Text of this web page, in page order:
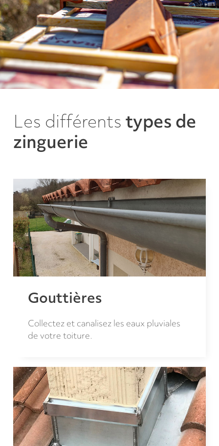
Les différents types de
zinguerie
Gouttières
Collectez et canalisez les eaux pluviales
de votre toiture.